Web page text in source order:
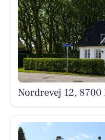
Nordrevej 12, 8700